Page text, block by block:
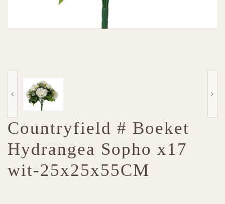
Countryfield # Boeket
Hydrangea Sopho x17
wit-25x25x55CM